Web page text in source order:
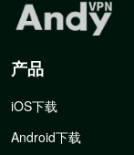
产品
iOS下载
Android下载